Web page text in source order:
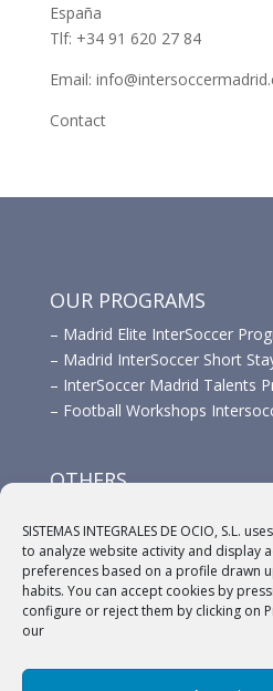
SISTEMAS INTEGRALES DE OCIO, S.L.
to analyze website activity and display
preferences based on a profile drawn
habits. You can accept cookies by
configure or reject them by clicking on
our
España
Tlf: +34 91 620 27 84
Email:
Contact
OUR PROGRAMS
– Madrid Elite InterSoccer
– Madrid InterSoccer Short
– InterSoccer Madrid Talents
– Football Workshops
OTHERS
–Links
–Sponsors